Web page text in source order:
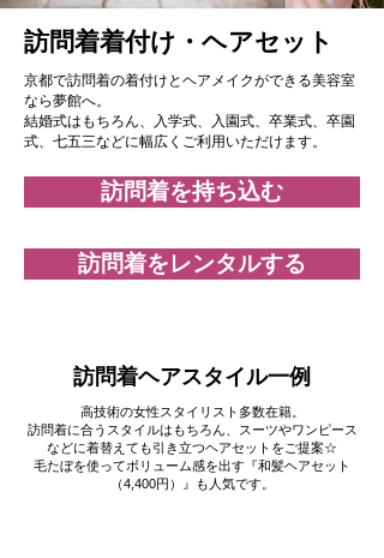
訪問着着付け・ヘアセット
京都で訪問着の着付けとヘアメイクができる美容室
なら夢館へ。
結婚式はもちろん、入学式、入園式、卒業式、卒園
式、七五三などに幅広くご利用いただけます。
訪問着を持ち込む
訪問着をレンタルする
訪問着ヘアスタイル一例
高技術の女性スタイリスト多数在籍。
訪問着に合うスタイルはもちろん、スーツやワンピース
などに着替えても引き立つヘアセットをご提案☆
毛たぼを使ってボリューム感を出す『和髪ヘアセット
（4,400円）』も人気です。